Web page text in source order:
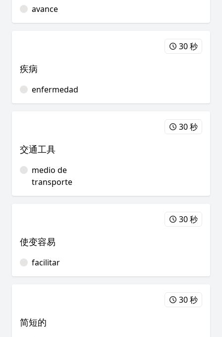
avance
30 秒
疾病
enfermedad
30 秒
交通工具
medio de
transporte
30 秒
使变容易
facilitar
30 秒
简短的